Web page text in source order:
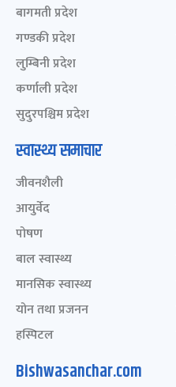
बागमती प्रदेश
गण्डकी प्रदेश
लुम्बिनी प्रदेश
कर्णाली प्रदेश
सुदुरपश्चिम प्रदेश
स्वास्थ्य समाचार
जीवनशैली
आयुर्वेद
पोषण
बाल स्वास्थ्य
मानसिक स्वास्थ्य
योन तथा प्रजनन
हस्पिटल
Bishwasanchar.com